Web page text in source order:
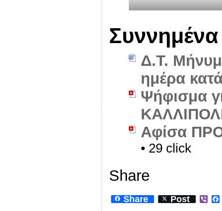
Συννημένα
Δ.Τ.
ημέρα
Ψήφισμα
Αφίσα
• 29 click
Share
Share Post
V